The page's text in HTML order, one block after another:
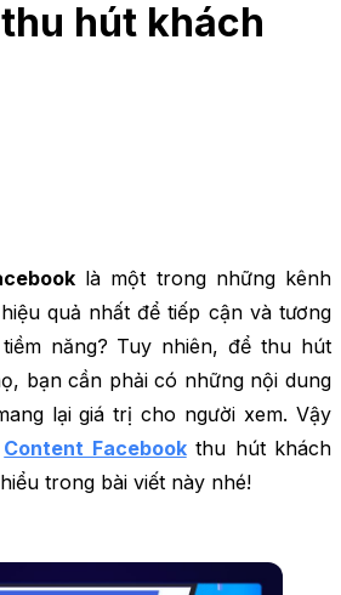
hút khách
là một trong những kênh
quả nhất để tiếp cận và tương
năng? Tuy nhiên, để thu hút
bạn cần phải có những nội dung
lại giá trị cho người xem. Vậy
Content Facebookthu hút khách
trong bài viết này nhé!